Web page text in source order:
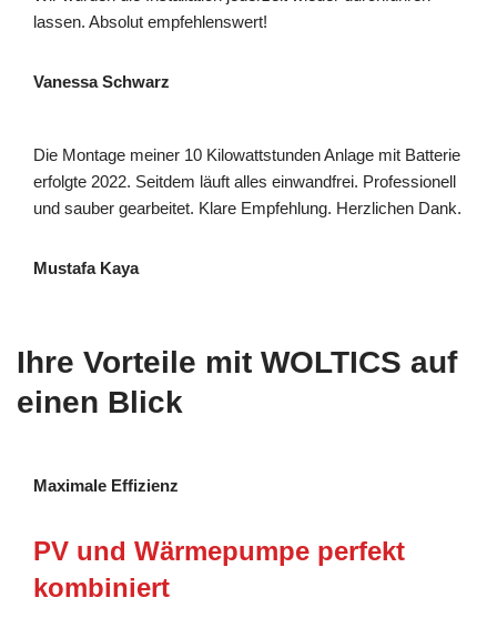
lassen. Absolut empfehlenswert!
Vanessa Schwarz
Die Montage meiner 10 Kilowattstunden Anlage mit Batterie
erfolgte 2022. Seitdem läuft alles einwandfrei. Professionell
und sauber gearbeitet. Klare Empfehlung. Herzlichen Dank.
Mustafa Kaya
Ihre Vorteile mit WOLTICS auf
einen Blick
Maximale Effizienz
PV und Wärmepumpe perfekt
kombiniert